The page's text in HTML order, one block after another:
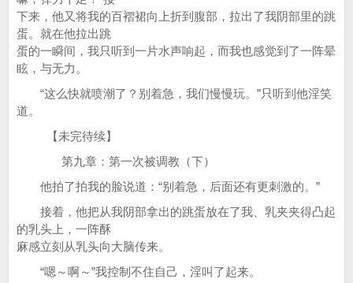
下来，他又将我的百褶裙向上折到腹部，拉出了我阴部里的跳
蛋。就在他拉出跳
蛋的一瞬间，我只听到一片水声响起，而我也感觉到了一阵晕
眩，与无力。
“这么快就喷潮了？别着急，我们慢慢玩。”只听到他淫笑
道。
【未完待续】
第九章：第一次被调教（下）
他拍了拍我的脸说道：“别着急，后面还有更刺激的。”
接着，他把从我阴部拿出的跳蛋放在了我、乳夹夹得凸起
的乳头上，一阵酥
麻感立刻从乳头向大脑传来。
“嗯～啊～”我控制不住自己，淫叫了起来。